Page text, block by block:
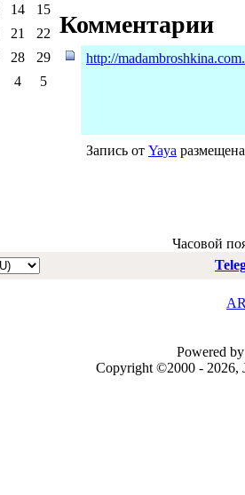
Комментарии
http://
Запись от Yaya
14
15
21
22
28
29
4 5
Часовой
Powered
Copyright ©2000 - 2026,